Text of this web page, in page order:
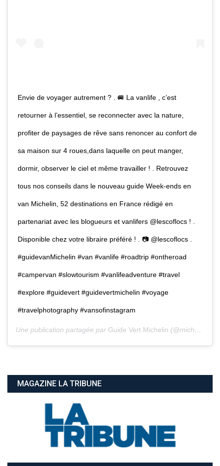
Envie de voyager autrement ? . 🚐 La vanlife , c’est
retourner à l’essentiel, se reconnecter avec la nature,
profiter de paysages de rêve sans renoncer au confort de
sa maison sur 4 roues,dans laquelle on peut manger,
dormir, observer le ciel et même travailler ! . Retrouvez
tous nos conseils dans le nouveau guide Week-ends en
van Michelin, 52 destinations en France rédigé en
partenariat avec les blogueurs et vanlifers @lescoflocs ! .
Disponible chez votre libraire préféré ! . 📷 @lescoflocs .
#guidevanMichelin #van #vanlife #roadtrip #ontheroad
#campervan #slowtourism #vanlifeadventure #travel
#explore #guidevert #guidevertmichelin #voyage
#travelphotography #vansofinstagram
Une publication partagée par Guide Vert Michelin (@michelinvoyage) le
MAGAZINE LA TRIBUNE